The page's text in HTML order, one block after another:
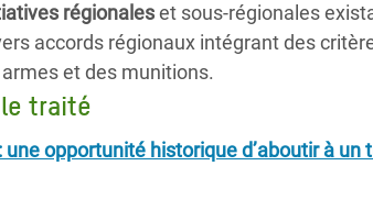
régionaleset sous-régionales
accords régionaux intégrant des
et des munitions.
traité
opportunité historique d’aboutir à